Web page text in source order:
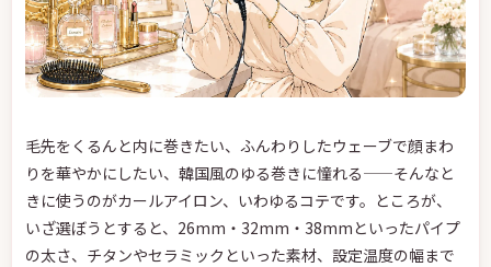
毛先をくるんと内に巻きたい、ふんわりしたウェーブで顔まわ
りを華やかにしたい、韓国風のゆる巻きに憧れる——そんなと
きに使うのがカールアイロン、いわゆるコテです。ところが、
いざ選ぼうとすると、26mm・32mm・38mmといったパイプ
の太さ、チタンやセラミックといった素材、設定温度の幅まで